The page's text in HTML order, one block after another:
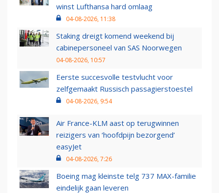
winst Lufthansa hard omlaag
04-08-2026, 11:38
Staking dreigt komend weekend bij
cabinepersoneel van SAS Noorwegen
04-08-2026, 10:57
Eerste succesvolle testvlucht voor
zelfgemaakt Russisch passagierstoestel
04-08-2026, 9:54
Air France-KLM aast op terugwinnen
reizigers van ‘hoofdpijn bezorgend’
easyJet
04-08-2026, 7:26
Boeing mag kleinste telg 737 MAX-familie
eindelijk gaan leveren